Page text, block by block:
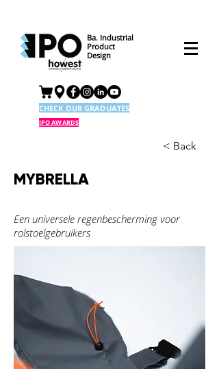
Ba. Industrial
Product
Design
CHECK OUR GRADUATES
IPO AWARDS
< Back
MYBRELLA
Een universele regenbescherming voor
rolstoelgebruikers